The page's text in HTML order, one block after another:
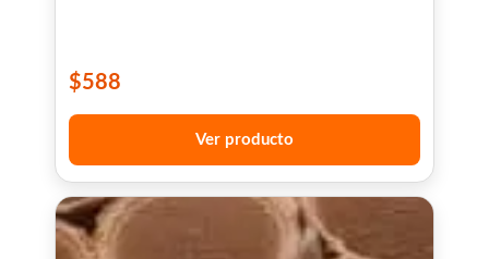
$588
Ver producto